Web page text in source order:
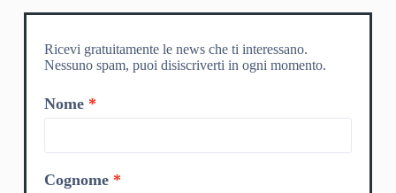
Ricevi gratuitamente le news che ti interessano.
Nessuno spam, puoi disiscriverti in ogni momento.
Nome
Cognome